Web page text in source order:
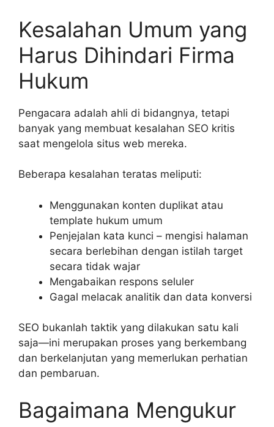
Kesalahan Umum yang
Harus Dihindari Firma
Hukum
Pengacara adalah ahli di bidangnya, tetapi
banyak yang membuat kesalahan SEO kritis
saat mengelola situs web mereka.
Beberapa kesalahan teratas meliputi:
Menggunakan konten duplikat atau
template hukum umum
Penjejalan kata kunci – mengisi halaman
secara berlebihan dengan istilah target
secara tidak wajar
Mengabaikan respons seluler
Gagal melacak analitik dan data konversi
SEO bukanlah taktik yang dilakukan satu kali
saja—ini merupakan proses yang berkembang
dan berkelanjutan yang memerlukan perhatian
dan pembaruan.
Bagaimana Mengukur